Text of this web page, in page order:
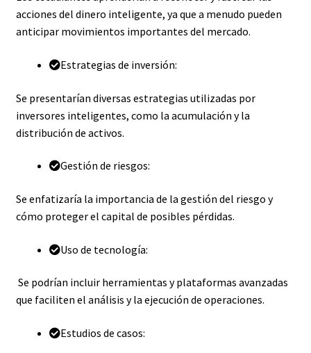
acciones del dinero inteligente, ya que a menudo pueden
anticipar movimientos importantes del mercado.
Estrategias de inversión:
Se presentarían diversas estrategias utilizadas por
inversores inteligentes, como la acumulación y la
distribución de activos.
Gestión de riesgos:
Se enfatizaría la importancia de la gestión del riesgo y
cómo proteger el capital de posibles pérdidas.
Uso de tecnología:
Se podrían incluir herramientas y plataformas avanzadas
que faciliten el análisis y la ejecución de operaciones.
Estudios de casos: